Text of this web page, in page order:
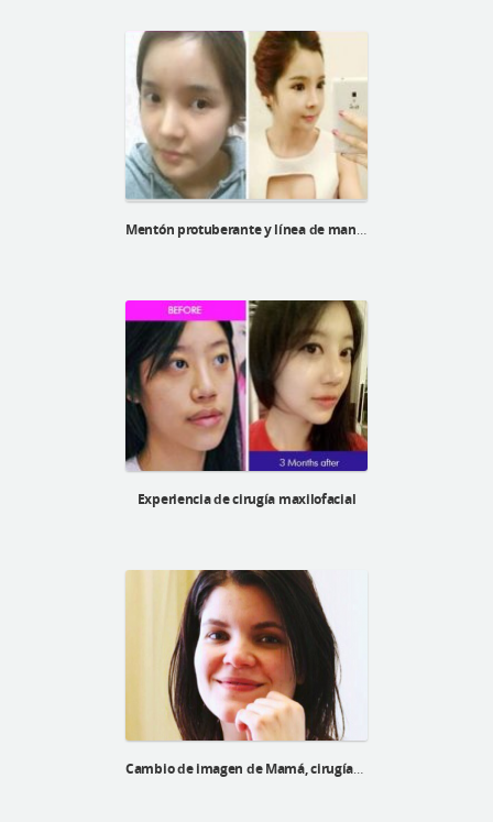
Mentón protuberante y línea de mandíbula indefinida
Experiencia de cirugía maxilofacial
Cambio de imagen de Mamá, cirugías para madres